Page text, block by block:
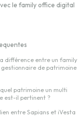
le family office digital
différence entre un family
de patrimoine
patrimoine un multi
est-il pertinent ?
entre Sapians et iVesta